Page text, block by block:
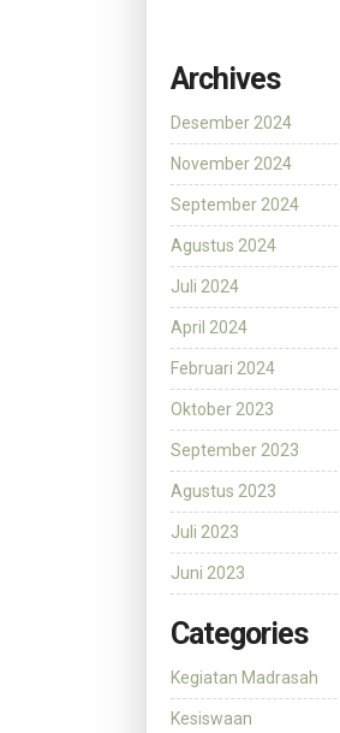
Archives
Desember 2024
November 2024
September 2024
Agustus 2024
Juli 2024
April 2024
Februari 2024
Oktober 2023
September 2023
Agustus 2023
Juli 2023
Juni 2023
Categories
Kegiatan Madrasah
Kesiswaan